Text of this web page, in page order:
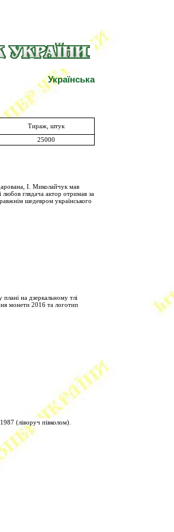
Українська
Тираж, штук
25000
І. Миколайчук мав
любов глядача актор отримав за
шедевром українського
на дзеркальному тлі
монети 2016 та логотип
(ліворуч півколом).